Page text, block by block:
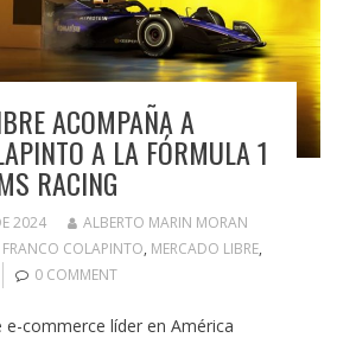
ACOMPAÑA A
A LA FÓRMULA 1
RACING
2024
ALBERTO MARIN MORAN
FRANCO COLAPINTO, MERCADO LIBRE,
0 COMMENT
commerce líder en América